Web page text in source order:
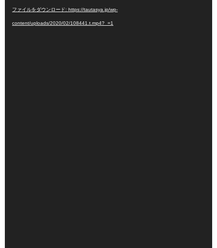
ファイルをダウンロード: https://tautasya.jp/wp-
content/uploads/2020/02/108441.t.mp4?_=1